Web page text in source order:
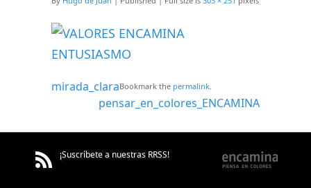
mirada_clara
pensar_en_colores_ENCAMINA
Bookmark the permalink
¡Suscríbete a nuestras RRSS!